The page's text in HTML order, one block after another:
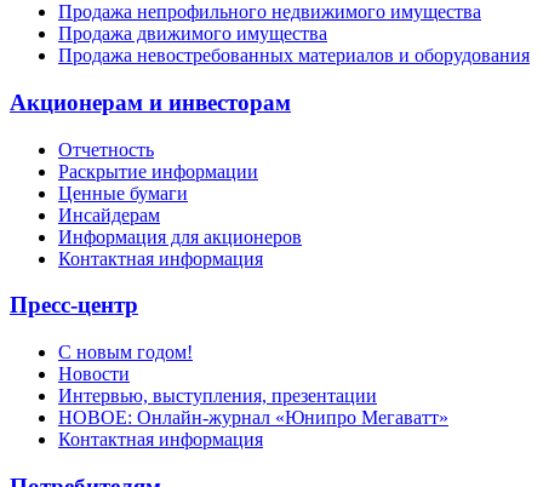
Продажа непрофильного недвижимого имущества
Продажа движимого имущества
Продажа невостребованных материалов и оборудования
Акционерам и инвесторам
Отчетность
Раскрытие информации
Ценные бумаги
Инсайдерам
Информация для акционеров
Контактная информация
Пресс-центр
С новым годом!
Новости
Интервью, выступления, презентации
НОВОЕ: Онлайн-журнал «Юнипро Мегаватт»
Контактная информация